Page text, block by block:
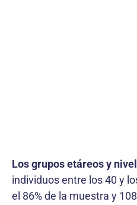
Los grupos etáreos y
individuos entre los 40 y
el 86% de la muestra y